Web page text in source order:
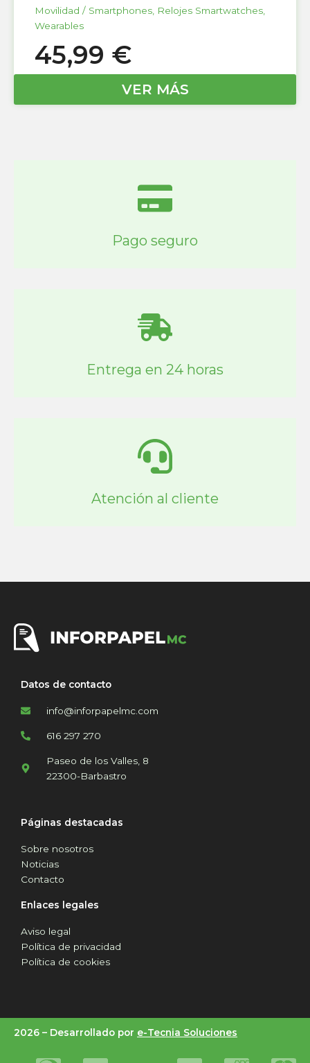
Movilidad / Smartphones Relojes Smartwatches
Wearables
45,99 €
VER MÁS
Pago seguro
Entrega en 24 horas
Atención al cliente
Datos de contacto
info@inforpapelmc.com
616 297 270
Paseo de los Valles, 8
22300-Barbastro
Páginas destacadas
Sobre nosotros
Noticias
Contacto
Enlaces legales
Aviso legal
Política de privacidad
Política de cookies
2026 – Desarrollado por e-Tecnia Soluciones